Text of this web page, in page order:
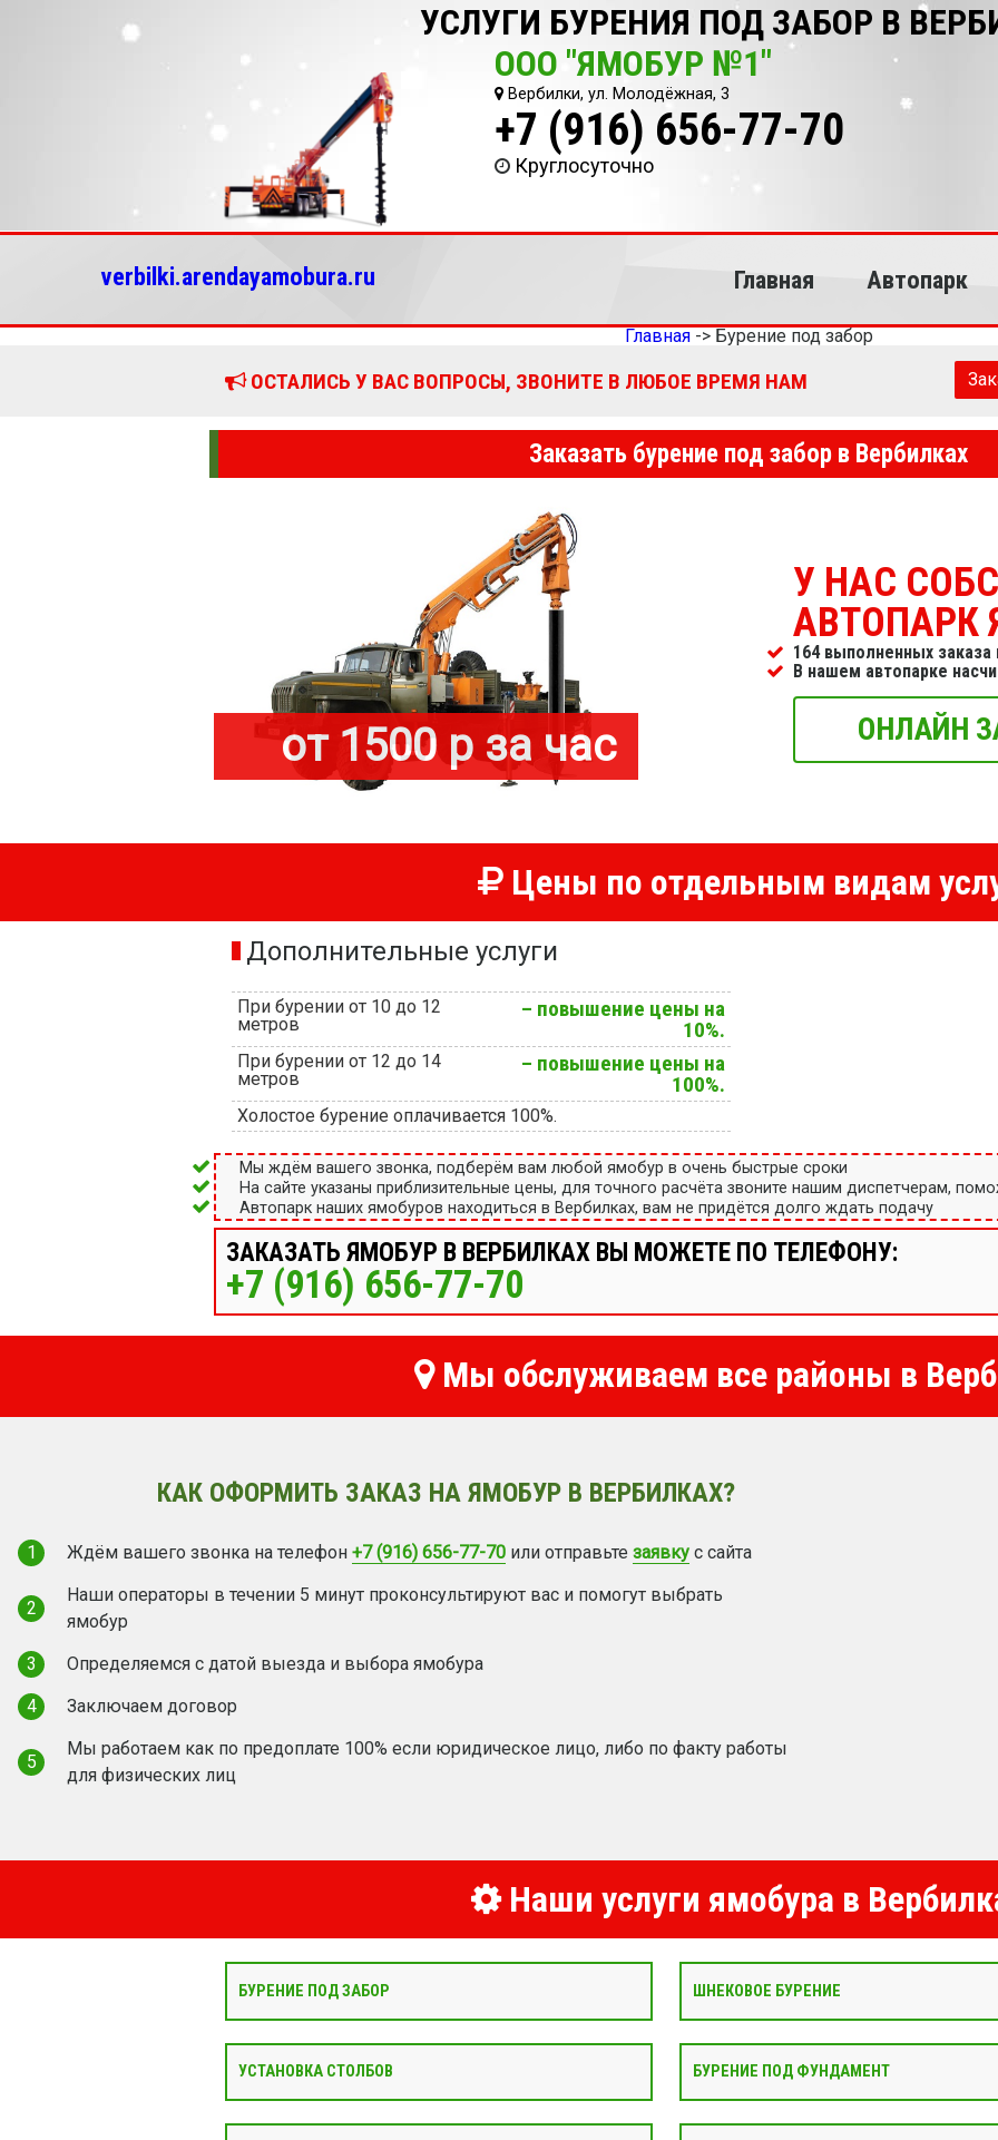
УСЛУГИ БУРЕНИЯ ПОД ЗАБОР В
ООО "ЯМОБУР №1"
Вербилки, ул. Молодёжная, 3
+7 (916) 656-77-70
Круглосуточно
verbilki.arendayamobura.ru Главная Автопарк
Главная-> Бурение под забор
ОСТАЛИСЬ У ВАС ВОПРОСЫ, ЗВОНИТЕ В ЛЮБОЕ ВРЕМЯ НАМ
Заказать бурение под забор в Вербилках
от 1500 р за час
У НАС
АВТОПАРК
164 выполненных заказа
В нашем автопарке
ОНЛАЙН
Цены по отдельным видам
Дополнительные услуги
При бурении от 10 до 12
метров
– повышение цены на
10%.
При бурении от 12 до 14
метров
– повышение цены на
100%.
Холостое бурение оплачивается 100%.
Мы ждём вашего звонка, подберём вам любой ямобур в очень быстрые сроки
На сайте указаны приблизительные цены, для точного расчёта звоните нашим диспетчерам,
Автопарк наших ямобуров находиться в Вербилках, вам не придётся долго ждать подачу
ЗАКАЗАТЬ ЯМОБУР В ВЕРБИЛКАХ ВЫ МОЖЕТЕ ПО ТЕЛЕФОНУ:
+7 (916) 656-77-70
Мы обслуживаем все районы в
КАК ОФОРМИТЬ ЗАКАЗ НА ЯМОБУР В ВЕРБИЛКАХ?
1 Ждём вашего звонка на телефон +7 (916) 656-77-70 или отправьте заявку с сайта
2
Наши операторы в течении 5 минут проконсультируют вас и помогут выбрать
ямобур
3
Определяемся с датой выезда и выбора ямобура
4
Заключаем договор
5
Мы работаем как по предоплате 100% если юридическое лицо, либо по факту работы
для физических лиц
Наши услуги ямобура в
БУРЕНИЕ ПОД ЗАБОР ШНЕКОВОЕ БУРЕНИЕ
УСТАНОВКА СТОЛБОВ БУРЕНИЕ ПОД ФУНДАМЕНТ